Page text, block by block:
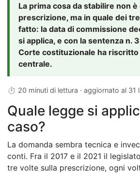
La prima cosa da stabilire non
prescrizione, ma in quale dei
fatto: la data di commissione
si applica, e con la sentenza n.
Corte costituzionale ha riscritto
centrale.
⏱ 20 minuti di lettura · aggiornato al 31
Quale legge si
caso?
La domanda sembra tecnica e
conti. Fra il 2017 e il 2021 il
tre volte sulla prescrizione, ogni